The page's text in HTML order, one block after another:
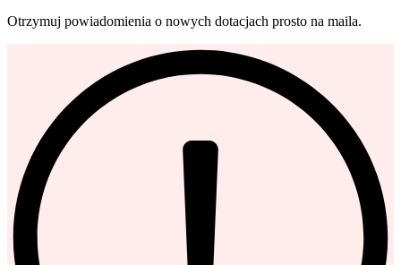
Otrzymuj powiadomienia o nowych dotacjach prosto na maila.